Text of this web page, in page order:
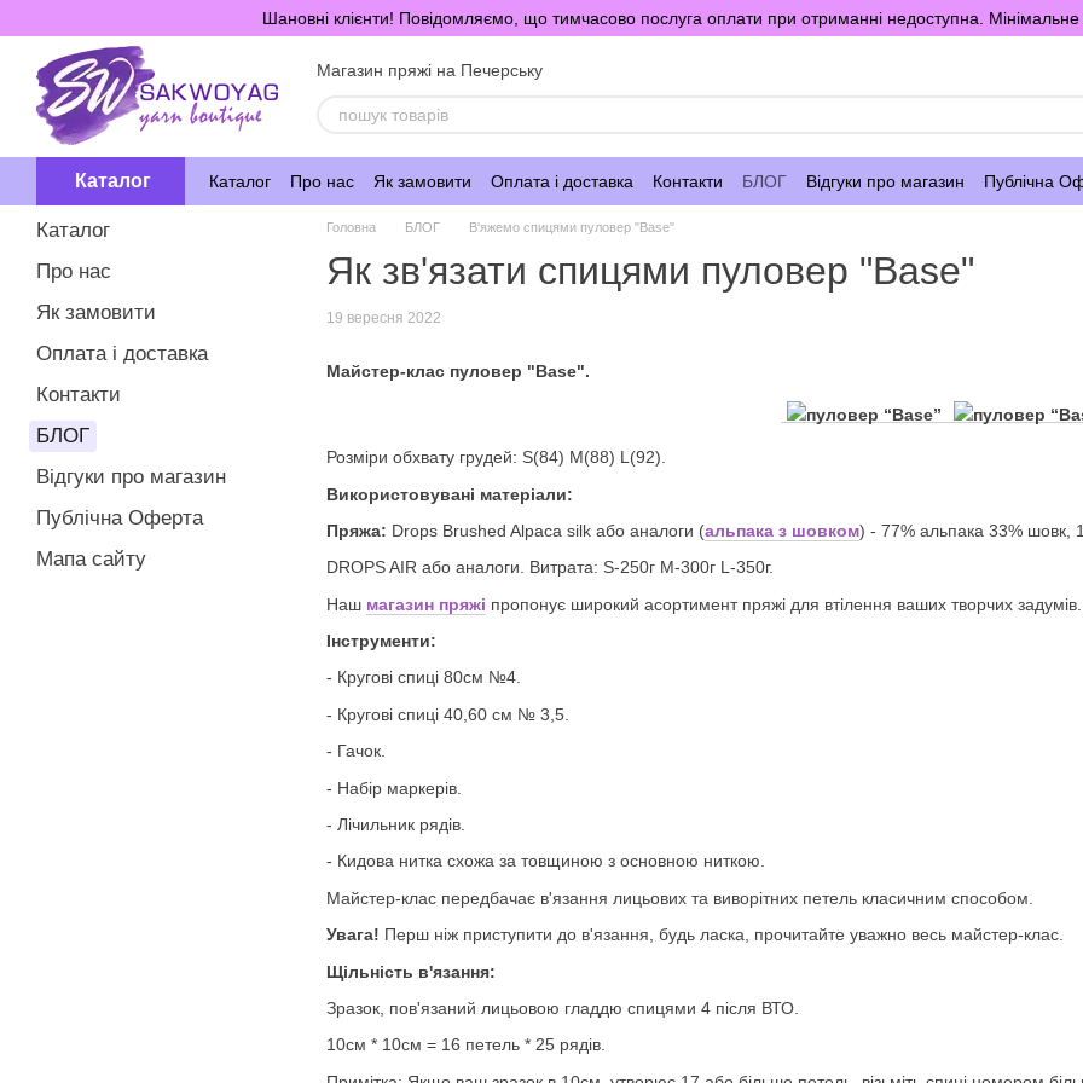
Перейти до основного контентуШановні клієнти! Повідомляємо, що тимчасово послуга оплати при отриманні недоступна. Мінімальне
Магазин пряжі на Печерську
Каталог Каталог Про нас Як замовити Оплата і доставка Контакти БЛОГ Відгуки про магазин Публічна
Головна БЛОГ В'яжемо спицями пуловер "Base"
Як зв'язати спицями пуловер "Base"
19 вересня 2022
Майстер-клас пуловер "Base".
Розміри обхвату грудей: S(84) M(88) L(92).
Використовувані матеріали:
Пряжа: Drops Brushed Alpaca silk або аналоги (альпака з шовком) - 77% альпака 33% шовк,
DROPS AIR або аналоги. Витрата: S-250г М-300г L-350г.
Наш магазин пряжі пропонує широкий асортимент пряжі для втілення ваших творчих задумів.
Інструменти:
- Кругові спиці 80см №4.
- Кругові спиці 40,60 см № 3,5.
- Гачок.
- Набір маркерів.
- Лічильник рядів.
- Кидова нитка схожа за товщиною з основною ниткою.
Майстер-клас передбачає в'язання лицьових та виворітних петель класичним способом.
Увага! Перш ніж приступити до в'язання, будь ласка, прочитайте уважно весь майстер-клас.
Щільність в'язання:
Зразок, пов'язаний лицьовою гладдю спицями 4 після ВТО.
10см * 10см = 16 петель * 25 рядів.
Каталог
Про нас
Як замовити
Оплата і доставка
Контакти
БЛОГ
Відгуки про магазин
Публічна Оферта
Мапа сайту